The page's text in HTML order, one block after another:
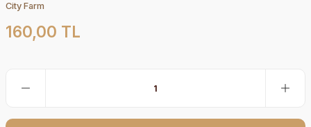
City Farm
160,00 TL